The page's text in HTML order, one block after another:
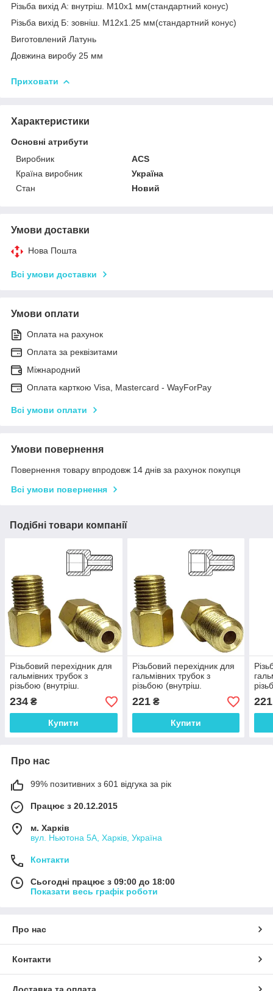
Різьба вихід А: внутріш. М10x1 мм(стандартний конус)
Різьба вихід Б: зовніш. М12x1.25 мм(стандартний конус)
Виготовлений Латунь
Довжина виробу 25 мм
Приховати
Характеристики
Основні атрибути
Виробник
ACS
Країна виробник
Україна
Стан
Новий
Умови доставки
Нова Пошта
Всі умови доставки
Умови оплати
Оплата на рахунок
Оплата за реквізитами
Міжнародний
Оплата карткою Visa, Mastercard - WayForPay
Всі умови оплати
Умови повернення
Повернення товару впродовж 14 днів за рахунок покупця
Всі умови повернення
Подібні товари компанії
Різьбовий перехідник для
гальмівних трубок з
різьбою (внутріш.
М12x1.25 мм-зовніш.
М10x1.25 мм. Латунь) -
В122-Н102л
234 ₴
Купити
Різьбовий перехідник для
гальмівних трубок з
різьбою (внутріш.
М12x1.25 мм-зовніш.
М12x1 мм. Латунь) - В122-
Н121л
221₴
Купити
221
Про нас
99% позитивних з 601 відгука за рік
Працює з 20.12.2015
м. Харків
вул. Ньютона 5А, Харків, Україна
Контакти
Сьогодні працює з 09:00 до 18:00
Показати весь графік роботи
Про нас
Контакти